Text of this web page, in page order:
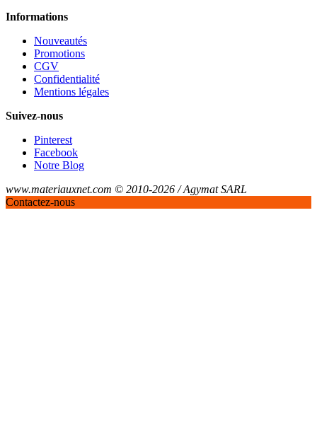
Informations
Nouveautés
Promotions
CGV
Confidentialité
Mentions légales
Suivez-nous
Pinterest
Facebook
Notre Blog
www.materiauxnet.com © 2010-2026 / Agymat SARL
Contactez-nous